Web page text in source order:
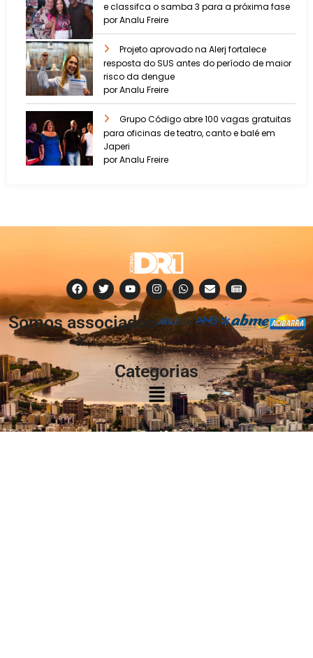
e classifca o samba 3 para a próxima fase
por Analu Freire
Projeto aprovado na Alerj fortalece
resposta do SUS antes do período de maior
risco da dengue
por Analu Freire
Grupo Código abre 100 vagas gratuitas
para oficinas de teatro, canto e balé em
Japeri
por Analu Freire
Somos associados
à:
Categorias